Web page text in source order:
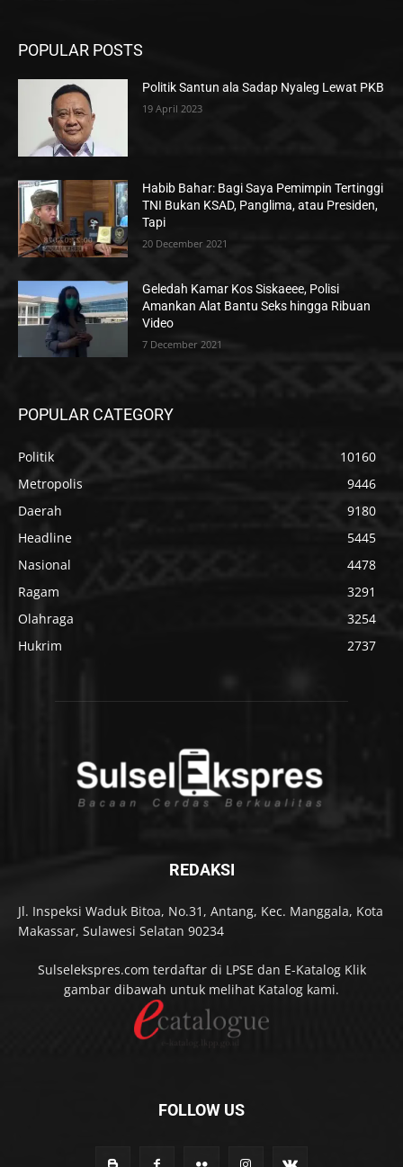
POPULAR POSTS
Politik Santun ala Sadap Nyaleg Lewat PKB
19 April 2023
Habib Bahar: Bagi Saya Pemimpin Tertinggi
TNI Bukan KSAD, Panglima, atau Presiden,
Tapi
20 December 2021
Geledah Kamar Kos Siskaeee, Polisi
Amankan Alat Bantu Seks hingga Ribuan
Video
7 December 2021
POPULAR CATEGORY
Politik
10160
Metropolis
9446
Daerah
9180
Headline
5445
Nasional
4478
Ragam
3291
Olahraga
3254
Hukrim
2737
REDAKSI
Jl. Inspeksi Waduk Bitoa, No.31, Antang, Kec. Manggala, Kota
Makassar, Sulawesi Selatan 90234
Sulselekspres.com terdaftar di LPSE dan E-Katalog Klik
gambar dibawah untuk melihat Katalog kami.
FOLLOW US